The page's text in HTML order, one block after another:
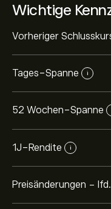
Wichtige
Vorheriger
Tages-Spanne i
52 Wochen-Spanne
1J-Rendite i
Preisänderungen -